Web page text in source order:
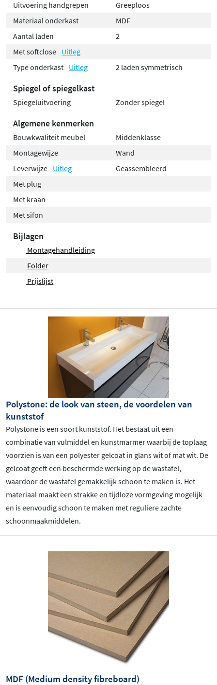
Uitvoering handgrepen
Greeploos
Materiaal onderkast
MDF
Aantal laden
2
Met softclose Uitleg
Type onderkast Uitleg 2 laden symmetrisch
Spiegel of spiegelkast
Spiegeluitvoering Zonder spiegel
Algemene kenmerken
Bouwkwaliteit meubel
Middenklasse
Montagewijze
Wand
Leverwijze Uitleg
Geassembleerd
Met plug
Met kraan
Met sifon
Bijlagen
Montagehandleiding
Folder
Prijslijst
Polystone: de look van steen, de voordelen van
kunststof
Polystone is een soort kunststof. Het bestaat uit een
combinatie van vulmiddel en kunstmarmer waarbij de toplaag
voorzien is van een polyester gelcoat in glans wit of mat wit. De
gelcoat geeft een beschermde werking op de wastafel,
waardoor de wastafel gemakkelijk schoon te maken is. Het
materiaal maakt een strakke en tijdloze vormgeving mogelijk
en is eenvoudig schoon te maken met reguliere zachte
schoonmaakmiddelen.
MDF (Medium density fibreboard)